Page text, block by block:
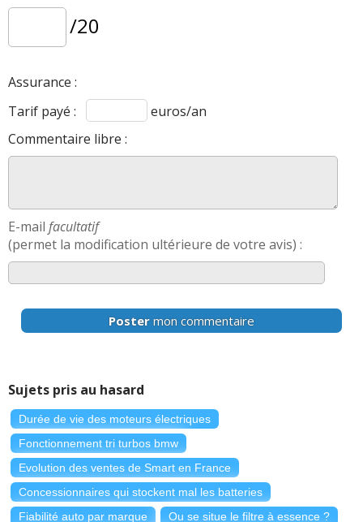
/20
Assurance :
Tarif payé :
euros/an
Commentaire libre :
E-mail facultatif
(permet la modification ultérieure de votre avis) :
Poster mon commentaire
Sujets pris au hasard
Durée de vie des moteurs électriques
Fonctionnement tri turbos bmw
Evolution des ventes de Smart en France
Concessionnaires qui stockent mal les batteries
Fiabilité auto par marque
Ou se situe le filtre à essence ?